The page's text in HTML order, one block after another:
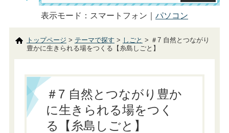
表示モード：スマートフォン｜ パソコン
トップページ > テーマで探す > しごと > ＃7 自然とつながり
豊かに生きられる場をつくる【糸島しごと】
＃7 自然とつながり豊か
に生きられる場をつく
る【糸島しごと】